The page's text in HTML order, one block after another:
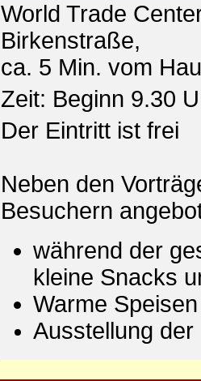
World Trade
Birkenstraße,
ca. 5 Min. vom
Zeit: Beginn 9.30
Der Eintritt ist frei
Neben den
Besuchern
während der
kleine Snacks
Warme
Ausstellung